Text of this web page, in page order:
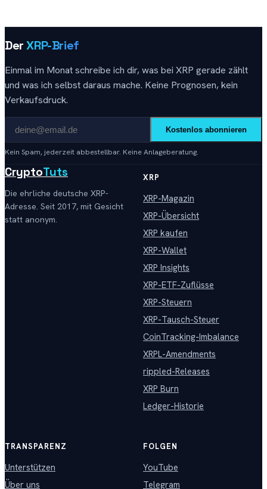
DerXRP-Brief
Einmal im Monat schreibe ich dir, was bei XRP gerade zählt
und was ich selbst daraus mache. Keine Prognosen, kein
Verkaufsdruck.
Kostenlos abonnieren
Kein Spam, jederzeit abbestellbar. Keine Anlageberatung.
CryptoTuts
Die ehrliche deutsche XRP-
Adresse. Seit 2017, mit Gesicht
statt anonym.
XRP
XRP-Magazin
XRP-Übersicht
XRP kaufen
XRP-Wallet
XRP Insights
XRP-ETF-Zuflüsse
XRP-Steuern
XRP-Tausch-Steuer
CoinTracking-Imbalance
XRPL-Amendments
rippled-Releases
XRP Burn
Ledger-Historie
TRANSPARENZ
Unterstützen
Über uns
FOLGEN
YouTube
Telegram